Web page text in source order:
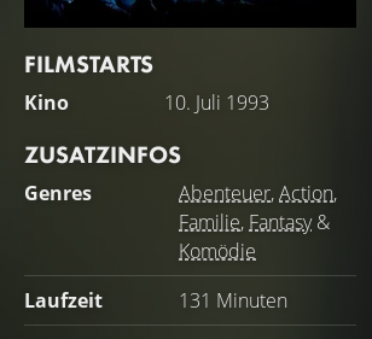
FILMSTARTS
Kino 10. Juli 1993
ZUSATZINFOS
Genres Abenteuer,Action,
Familie, Fantasy&
Komödie
Laufzeit
131 Minuten